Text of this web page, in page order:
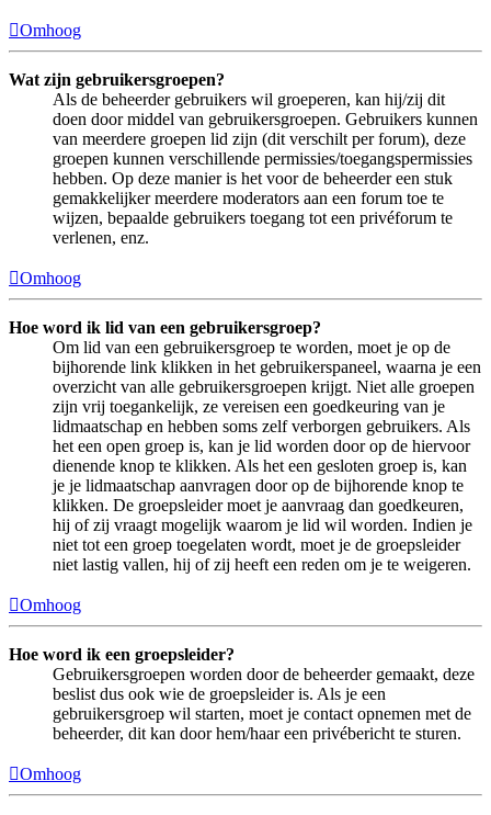
Omhoog
Wat zijn gebruikersgroepen?
Als de beheerder gebruikers wil groeperen, kan hij/zij dit
doen door middel van gebruikersgroepen. Gebruikers kunnen
van meerdere groepen lid zijn (dit verschilt per forum), deze
groepen kunnen verschillende permissies/toegangspermissies
hebben. Op deze manier is het voor de beheerder een stuk
gemakkelijker meerdere moderators aan een forum toe te
wijzen, bepaalde gebruikers toegang tot een privéforum te
verlenen, enz.
Omhoog
Hoe word ik lid van een gebruikersgroep?
Om lid van een gebruikersgroep te worden, moet je op de
bijhorende link klikken in het gebruikerspaneel, waarna je een
overzicht van alle gebruikersgroepen krijgt. Niet alle groepen
zijn vrij toegankelijk, ze vereisen een goedkeuring van je
lidmaatschap en hebben soms zelf verborgen gebruikers. Als
het een open groep is, kan je lid worden door op de hiervoor
dienende knop te klikken. Als het een gesloten groep is, kan
je je lidmaatschap aanvragen door op de bijhorende knop te
klikken. De groepsleider moet je aanvraag dan goedkeuren,
hij of zij vraagt mogelijk waarom je lid wil worden. Indien je
niet tot een groep toegelaten wordt, moet je de groepsleider
niet lastig vallen, hij of zij heeft een reden om je te weigeren.
Omhoog
Hoe word ik een groepsleider?
Gebruikersgroepen worden door de beheerder gemaakt, deze
beslist dus ook wie de groepsleider is. Als je een
gebruikersgroep wil starten, moet je contact opnemen met de
beheerder, dit kan door hem/haar een privébericht te sturen.
Omhoog